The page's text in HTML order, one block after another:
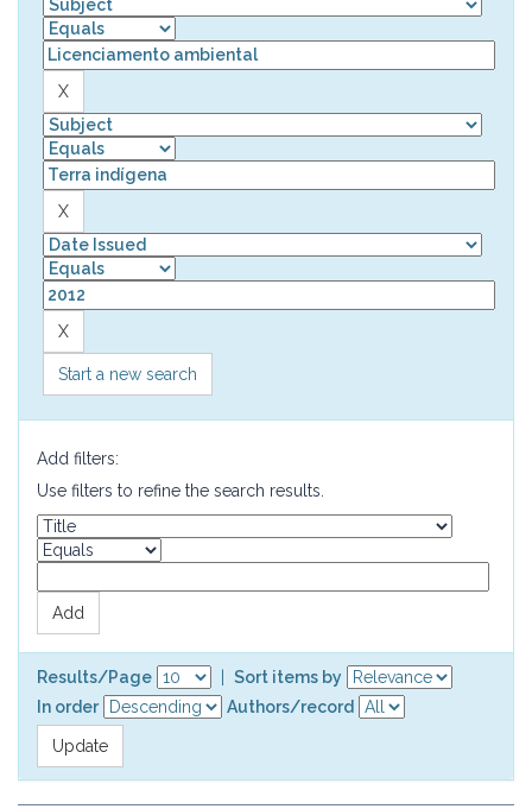
Start a new search
Add filters:
Use filters to refine the search results.
Results/Page
Sort items by
In order
Authors/record